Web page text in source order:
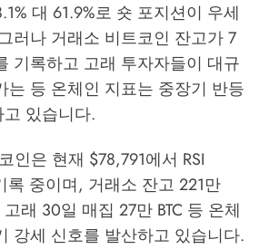
대 61.9%로 숏 포지션이 우세
러나 거래소 비트코인 잔고가 7
기록하고 고래 투자자들이 대규
는 등 온체인 지표는 중장기 반등
있습니다.
인은 현재 $78,791에서 RSI
록 중이며, 거래소 잔고 221만
고래 30일 매집 27만 BTC 등 온체
강세 신호를 발산하고 있습니다.